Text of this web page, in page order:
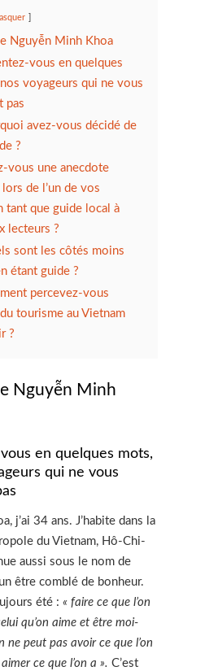
Nguyễn Minh Khoa
vous en quelques
voyageurs qui ne vous
pas
avez-vous décidé de
?
vous une anecdote
de l’un de vos
tant que guide local à
lecteurs ?
sont les côtés moins
étant guide ?
percevez-vous
tourisme au Vietnam
?
Nguyễn Minh
en quelques mots,
qui ne vous
j’ai 34 ans. J’habite dans la
du Vietnam, Hô-Chi-
aussi sous le nom de
être comblé de bonheur.
été : « faire ce que l’on
qu’on aime et être moi-
ne peut pas avoir ce que l’on
ce que l’on a ». C’est